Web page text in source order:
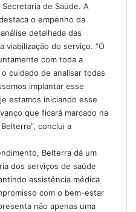
de Saúde. A
o empenho da
detalhada das
viabilização do serviço. “O
com toda a
cuidado de analisar todas
implantar esse
estamos iniciando esse
que ficará marcado na
conclui a
Belterra dá um
dos serviços de saúde
assistência médica
com o bem-estar
não apenas uma